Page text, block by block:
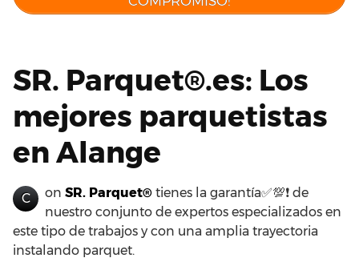
SR. Parquet®.es: Los
mejores parquetistas
en Alange
C on SR. Parquet® tienes la garantía✅💯❗ de
nuestro conjunto de expertos especializados en
este tipo de trabajos y con una amplia trayectoria
instalando parquet.